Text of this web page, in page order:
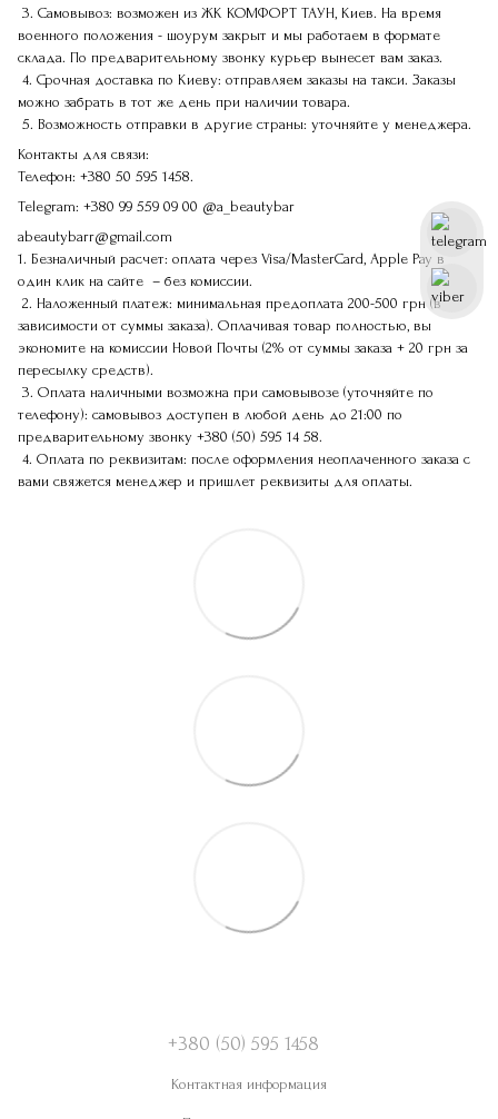
3. Самовывоз: возможен из ЖК КОМФОРТ ТАУН, Киев. На время
военного положения - шоурум закрыт и мы работаем в формате
склада. По предварительному звонку курьер вынесет вам заказ.
4. Срочная доставка по Киеву: отправляем заказы на такси. Заказы
можно забрать в тот же день при наличии товара.
5. Возможность отправки в другие страны: уточняйте у менеджера.
Контакты для связи:
Телефон: +380 50 595 1458.
Telegram: +380 99 559 09 00 @a_beautybar
abeautybarr@gmail.com
1. Безналичный расчет: оплата через Visa/MasterCard, Apple Pay в
один клик на сайте – без комиссии.
2. Наложенный платеж: минимальная предоплата 200-500 грн (в
зависимости от суммы заказа). Оплачивая товар полностью, вы
экономите на комиссии Новой Почты (2% от суммы заказа + 20 грн за
пересылку средств).
3. Оплата наличными возможна при самовывозе (уточняйте по
телефону): самовывоз доступен в любой день до 21:00 по
предварительному звонку +380 (50) 595 14 58.
4. Оплата по реквизитам: после оформления неоплаченного заказа с
вами свяжется менеджер и пришлет реквизиты для оплаты.
+380 (50) 595 1458
Контактная информация